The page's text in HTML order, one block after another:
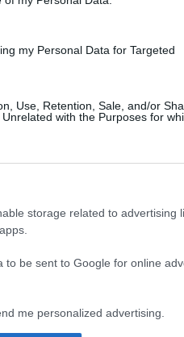
my Personal Data for Targeted
Use, Retention, Sale, and/or
with the Purposes for
storage related to advertising
to be sent to Google for online
me personalized advertising.
Fotó: KockacZukor